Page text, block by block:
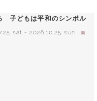
子どもは平和のシンボル
sat -2026.10.25 sun
- 開